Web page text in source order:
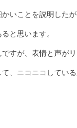
いことを説明したが
と思います。
すが、表情と声が
、ニコニコしてい